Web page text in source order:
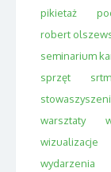
pikietaż
robert
seminarium
sprzęt
srtm
warsztaty
wizualizacje
wydarzenia